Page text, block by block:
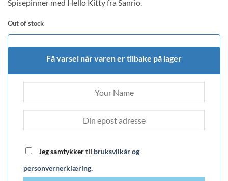
Spisepinner med Hello Kitty fra Sanrio.
Out of stock
Få varsel når varen er tilbake på lager
Jeg samtykker til bruksvilkår og
personvernerklæring.